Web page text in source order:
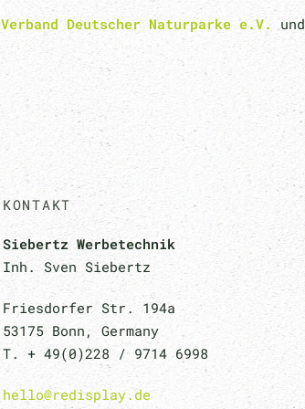
Verband Deutscher Naturparke e.V. und
KONTAKT
Siebertz Werbetechnik
Inh. Sven Siebertz
Friesdorfer Str. 194a
53175 Bonn, Germany
T. + 49(0)228 / 9714 6998
hello@redisplay.de